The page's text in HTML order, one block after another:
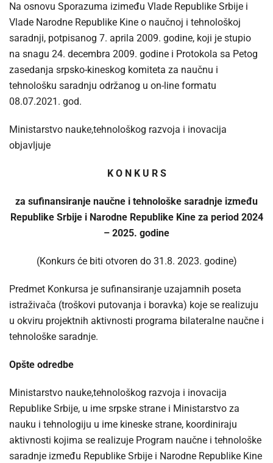
Na osnovu Sporazuma izimeđu Vlade Republike Srbije i
Vlade Narodne Republike Kine o naučnoj i tehnološkoj
saradnji, potpisanog 7. aprila 2009. godine, koji je stupio
na snagu 24. decembra 2009. godine i Protokola sa Petog
zasedanja srpsko-kineskog komiteta za naučnu i
tehnološku saradnju održanog u on-line formatu
08.07.2021. god.
Ministarstvo nauke,tehnološkog razvoja i inovacija
objavljuje
K O N K U R S
za sufinansiranje naučne i tehnološke saradnje između
Republike Srbije i Narodne Republike Kine za period 2024
– 2025. godine
(Konkurs će biti otvoren do 31.8. 2023. godine)
Predmet Konkursa je sufinansiranje uzajamnih poseta
istraživača (troškovi putovanja i boravka) koje se realizuju
u okviru projektnih aktivnosti programa bilateralne naučne i
tehnološke saradnje.
Opšte odredbe
Ministarstvo nauke,tehnološkog razvoja i inovacija
Republike Srbije, u ime srpske strane i Ministarstvo za
nauku i tehnologiju u ime kineske strane, koordiniraju
aktivnosti kojima se realizuje Program naučne i tehnološke
saradnje između Republike Srbije i Narodne Republike Kine